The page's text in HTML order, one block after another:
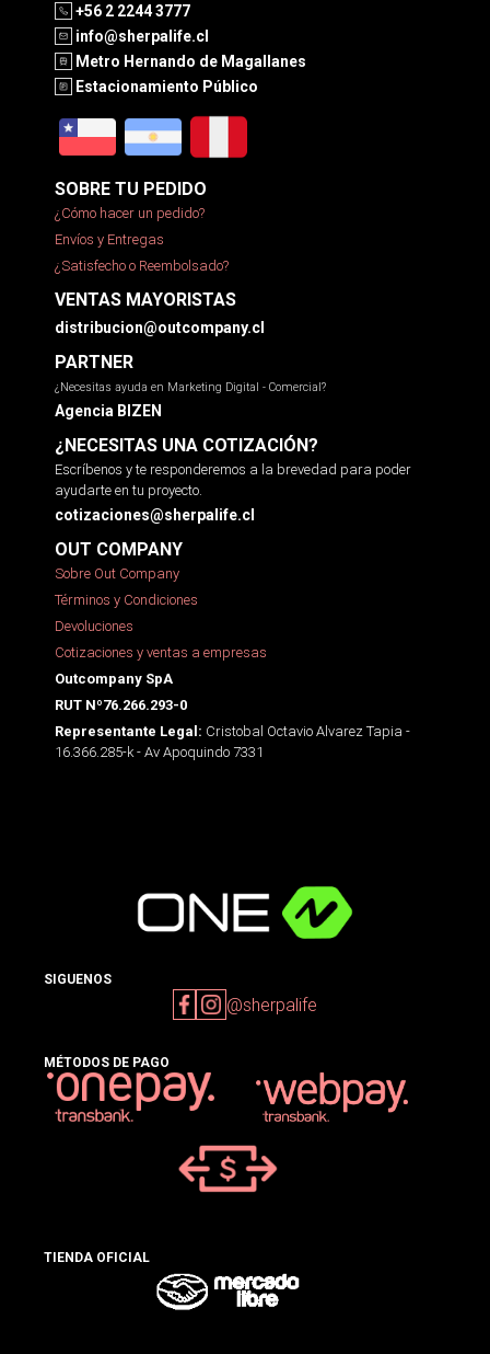
+56 2 2244 3777
info@sherpalife.cl
Metro Hernando de Magallanes
Estacionamiento Público
SOBRE TU PEDIDO
¿Cómo hacer un pedido?
Envíos y Entregas
¿Satisfecho o Reembolsado?
VENTAS MAYORISTAS
distribucion@outcompany.cl
PARTNER
¿Necesitas ayuda en Marketing Digital - Comercial?
Agencia BIZEN
¿NECESITAS UNA COTIZACIÓN?
Escríbenos y te responderemos a la brevedad para poder
ayudarte en tu proyecto.
cotizaciones@sherpalife.cl
OUT COMPANY
Sobre Out Company
Términos y Condiciones
Devoluciones
Cotizaciones y ventas a empresas
Outcompany SpA
RUT Nº76.266.293-0
Representante Legal: Cristobal Octavio Alvarez Tapia -
16.366.285-k - Av Apoquindo 7331
SIGUENOS
@sherpalife
MÉTODOS DE PAGO
TIENDA OFICIAL